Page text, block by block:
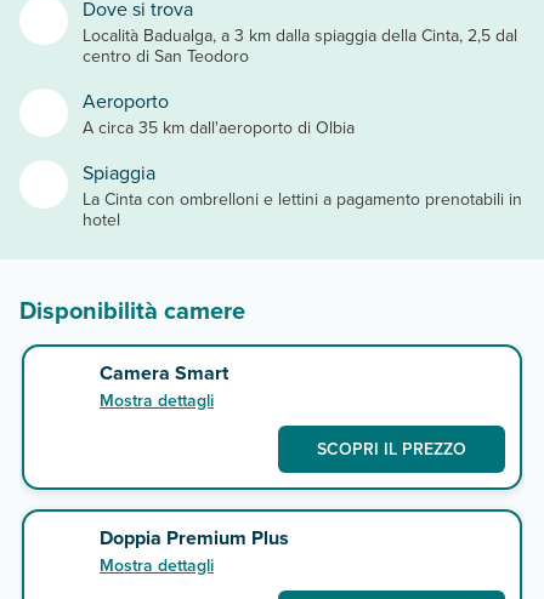
Dove si trova
Località Badualga, a 3 km dalla spiaggia della Cinta, 2,5 dal
centro di San Teodoro
Aeroporto
A circa 35 km dall'aeroporto di Olbia
Spiaggia
La Cinta con ombrelloni e lettini a pagamento prenotabili in
hotel
Disponibilità camere
Camera Smart
Mostra dettagli
SCOPRI IL PREZZO
Doppia Premium Plus
Mostra dettagli